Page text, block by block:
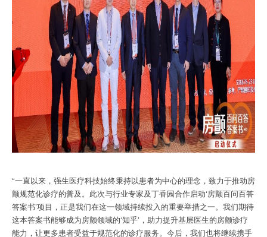
“一直以来，强生医疗科技始终秉持以患者为中心的理念，致力于推动房
颤规范化诊疗的普及。此次与行业专家及丁香园合作启动‘房颤百问百答
答案书’项目，正是我们在这一领域持续投入的重要举措之一。我们期待
这本答案书能够成为房颤领域的‘知乎’，助力提升基层医生的房颤诊疗
能力，让更多患者受益于规范化的诊疗服务。今后，我们也将继续携手